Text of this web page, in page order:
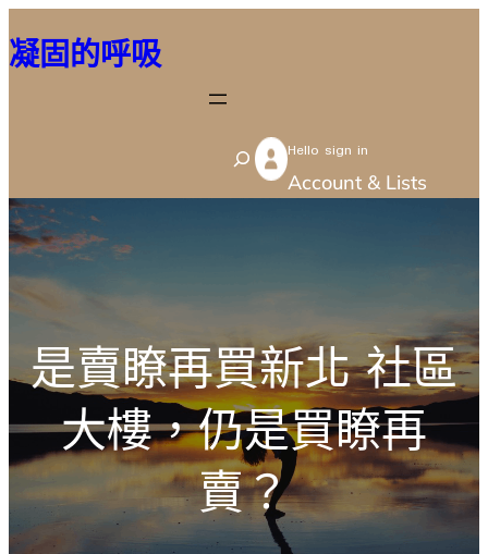
至
容
凝固的呼吸
S
e
Hello sign in
Account & Lists
是賣瞭再買新北 社區
大樓，仍是買瞭再
賣？